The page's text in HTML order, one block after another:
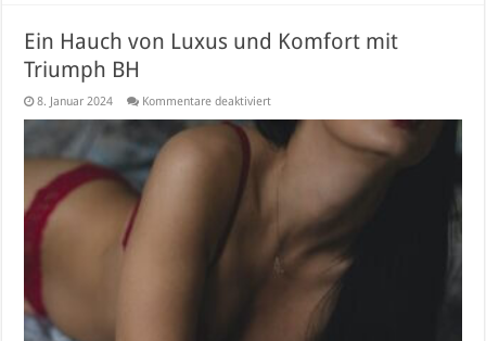
Ein Hauch von Luxus und Komfort mit
Triumph BH
8. Januar 2024 Kommentare deaktiviertfür
Hauch
von
Luxus
und
Triumph
BH